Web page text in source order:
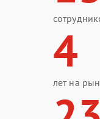
4
лет на